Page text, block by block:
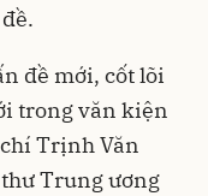
đề mới, cốt lõi
trong văn kiện
Trịnh Văn
Trung ương